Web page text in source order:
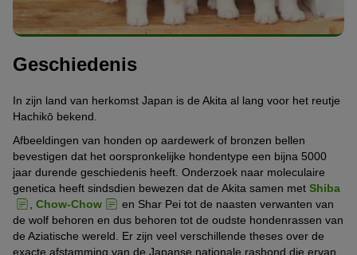
Geschiedenis
In zijn land van herkomst Japan is de Akita al lang voor het reutje
Hachikō bekend.
Afbeeldingen van honden op aardewerk of bronzen bellen
bevestigen dat het oorspronkelijke hondentype een bijna 5000
jaar durende geschiedenis heeft. Onderzoek naar moleculaire
genetica heeft sindsdien bewezen dat de Akita samen met Shiba
, Chow-Chow
en Shar Pei tot de naasten verwanten van
de wolf behoren en dus behoren tot de oudste hondenrassen van
de Aziatische wereld. Er zijn veel verschillende theses over de
exacte afstamming van de Japanse nationale rashond die ervan